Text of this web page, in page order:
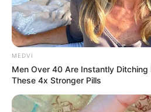
16:15 / 06 Avqust 2026
MEDVI
Men Over 40 Are Instantly Ditching
These 4x Stronger Pills